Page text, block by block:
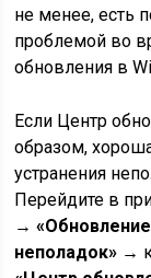
не менее, есть
проблемой во
обновления в
Если Центр
образом,
устранения
Перейдите в
→
неполадок» →